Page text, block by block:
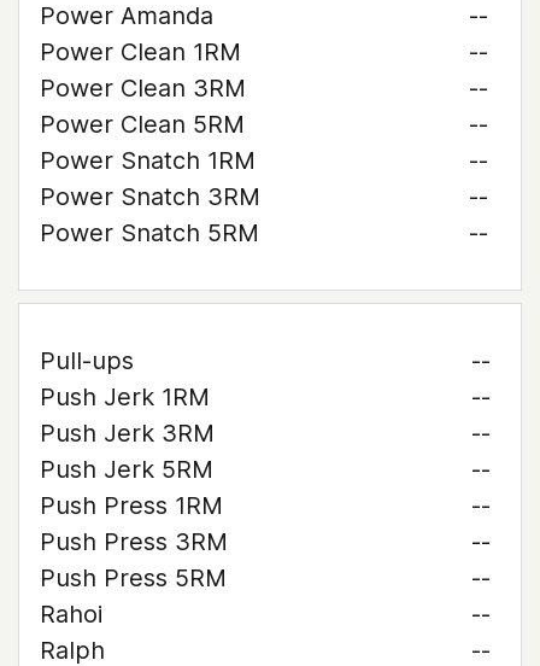
Power Amanda
--
Power Clean 1RM
--
Power Clean 3RM
--
Power Clean 5RM
--
Power Snatch 1RM
--
Power Snatch 3RM
--
Power Snatch 5RM
--
Pull-ups
--
Push Jerk 1RM
--
Push Jerk 3RM
--
Push Jerk 5RM
--
Push Press 1RM
--
Push Press 3RM
--
Push Press 5RM
--
Rahoi
--
Ralph
--